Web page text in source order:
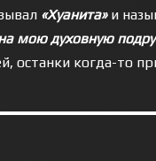
«Хуанита»и
мою духовную
останки когда-то